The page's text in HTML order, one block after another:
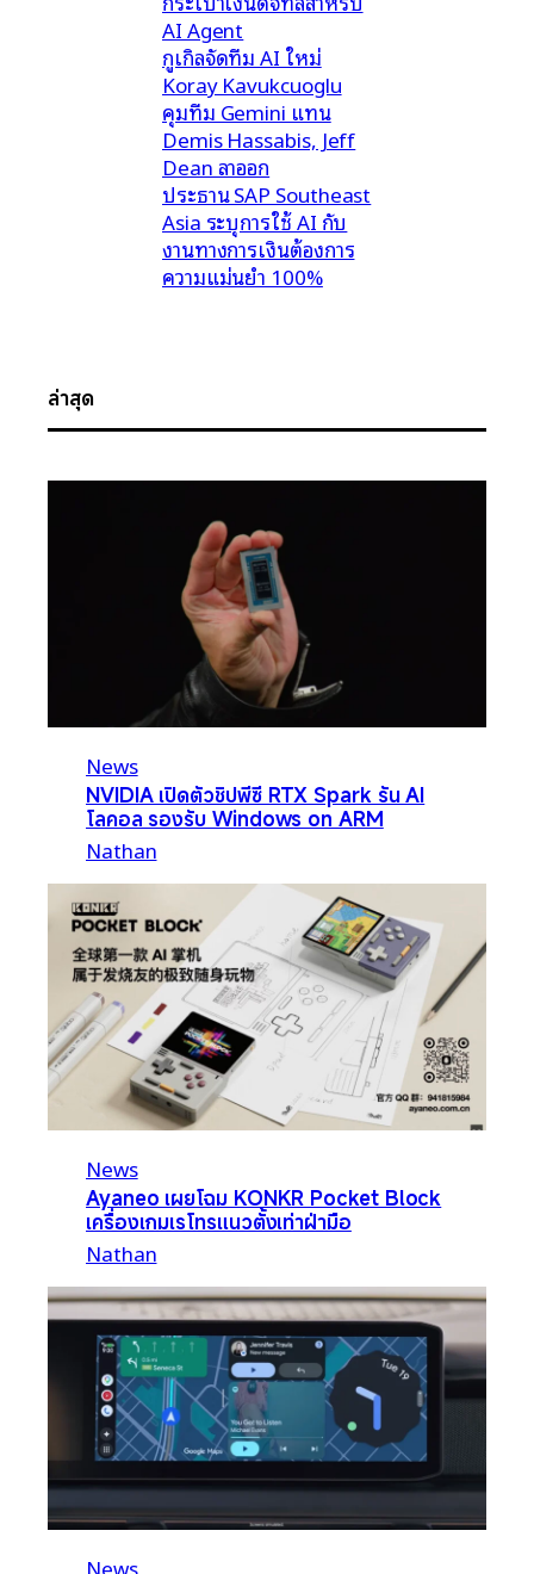
AI Agent
กูเกิลจัดทีม AI ใหม่
Koray Kavukcuoglu
คุมทีม Gemini แทน
Demis Hassabis, Jeff
Dean ลาออก
ประธาน SAP Southeast
Asia ระบุการใช้ AI กับ
งานทางการเงินต้องการ
ความแม่นยำ 100%
ล่าสุด
News
NVIDIA เปิดตัวชิปพีซี RTX Spark รัน AI
โลคอล รองรับ Windows on ARM
Nathan
News
Ayaneo เผยโฉม KONKR Pocket Block
เครื่องเกมเรโทรแนวตั้งเท่าฝ่ามือ
Nathan